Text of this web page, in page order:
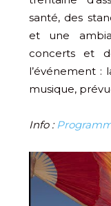
santé, des
et une
concerts et
l’événement :
musique,
Info :